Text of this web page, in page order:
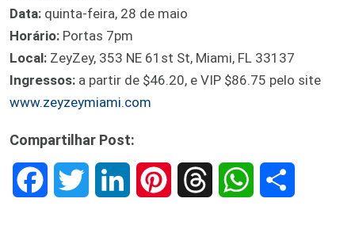
Data: quinta-feira, 28 de maio
Horário: Portas 7pm
Local: ZeyZey, 353 NE 61st St, Miami, FL 33137
Ingressos: a partir de $46.20, e VIP $86.75 pelo site
www.zeyzeymiami.com
Compartilhar Post: